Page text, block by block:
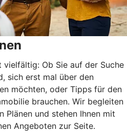
vielfältig: Ob Sie auf der Suche
sich erst mal über den
möchten, oder Tipps für den
brauchen. Wir begleiten
Plänen und stehen Ihnen mit
Angeboten zur Seite.